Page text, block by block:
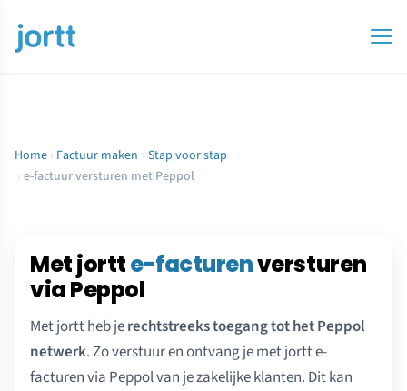
Home › Factuur maken › Stap voor stap
› e-factuur versturen met Peppol
Met jortte-facturenversturen
via Peppol
Met jortt heb jerechtstreeks toegang tot het Peppol
netwerk. Zo verstuur en ontvang je met jortt e-
facturen via Peppol van je zakelijke klanten. Dit kan